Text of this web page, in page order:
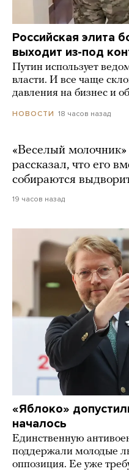
Российская элита
выходит из-под
Путин использует
власти. И все чаще
давления на бизнес и
НОВОСТИ 18 часов назад
«Веселый
рассказал, что его
собираются
19 часов назад
«Яблоко»
началось
Единственную
поддержали молодые
оппозиция. Ее уже